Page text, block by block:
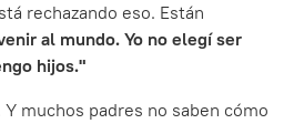
rechazando eso. Están
al mundo. Yo no elegí ser
hijos."
muchos padres no saben cómo